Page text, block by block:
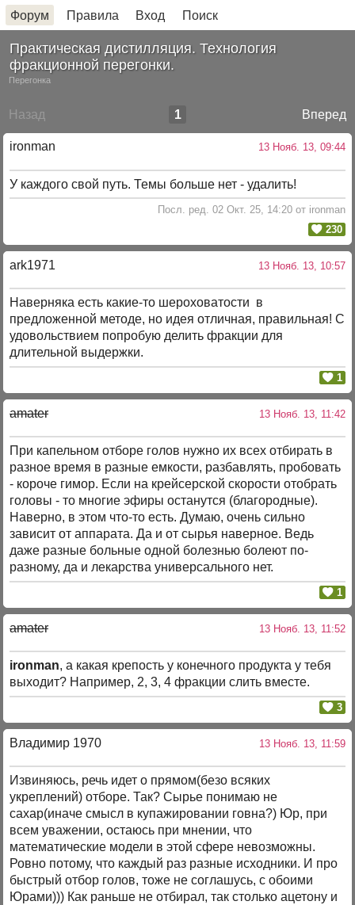
Форум Правила Вход Поиск
Практическая дистилляция. Технология
фракционной перегонки.
Перегонка
Назад Вперед
1
ironman 13 Нояб. 13, 09:44
У каждого свой путь. Темы больше нет - удалить!
Посл. ред. 02 Окт. 25, 14:20 от ironman
230
ark1971 13 Нояб. 13, 10:57
Наверняка есть какие-то шероховатости в
предложенной методе, но идея отличная, правильная! С
удовольствием попробую делить фракции для
длительной выдержки.
1
amater 13 Нояб. 13, 11:42
При капельном отборе голов нужно их всех отбирать в
разное время в разные емкости, разбавлять, пробовать
- короче гимор. Если на крейсерской скорости отобрать
головы - то многие эфиры останутся (благородные).
Наверно, в этом что-то есть. Думаю, очень сильно
зависит от аппарата. Да и от сырья наверное. Ведь
даже разные больные одной болезнью болеют по-
разному, да и лекарства универсального нет.
1
amater 13 Нояб. 13, 11:52
ironman, а какая крепость у конечного продукта у тебя
выходит? Например, 2, 3, 4 фракции слить вместе.
3
Владимир 1970 13 Нояб. 13, 11:59
Извиняюсь, речь идет о прямом(безо всяких
укреплений) отборе. Так? Сырье понимаю не
сахар(иначе смысл в купажировании говна?) Юр, при
всем уважении, остаюсь при мнении, что
математические модели в этой сфере невозможны.
Ровно потому, что каждый раз разные исходники. И про
быстрый отбор голов, тоже не соглашусь, с обоими
Юрами))) Как раньше не отбирал, так столько ацетону и